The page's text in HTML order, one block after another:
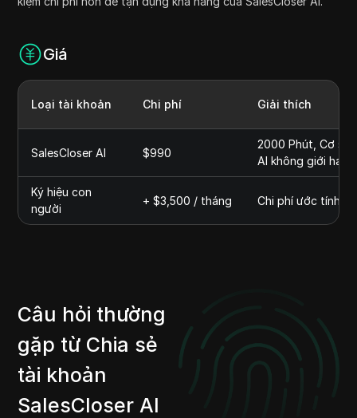
Giá
Loại tài khoản Chi phí Giải thích
SalesCloser AI $990
2000 Phút, Cơ sở
AI không giới
Ký hiệu con
người
+ $3,500 / tháng Chi phí ước tính
Câu hỏi thường
gặp từ Chia sẻ
tài khoản
SalesCloser AI